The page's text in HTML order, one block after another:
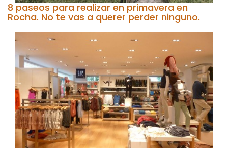
8 paseos para realizar en primavera en
Rocha. No te vas a querer perder ninguno.